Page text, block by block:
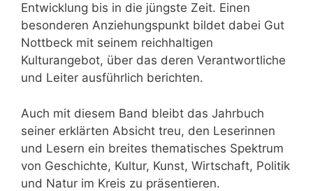
Entwicklung bis in die jüngste Zeit. Einen
besonderen Anziehungspunkt bildet dabei Gut
Nottbeck mit seinem reichhaltigen
Kulturangebot, über das deren Verantwortliche
und Leiter aus­führlich berichten.
Auch mit diesem Band bleibt das Jahrbuch
seiner erklärten Absicht treu, den Leserinnen
und Lesern ein breites thematisches Spektrum
von Geschichte, Kultur, Kunst, Wirtschaft, Politik
und Natur im Kreis zu präsentieren.